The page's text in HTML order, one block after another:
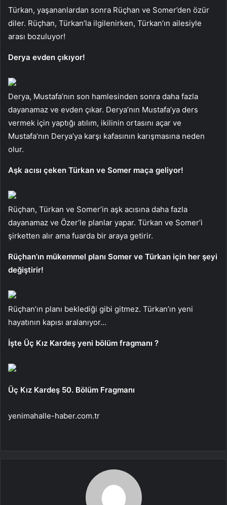
Türkan, yaşananlardan sonra Rüçhan ve Somer’den özür
diler. Rüçhan, Türkan’la ilgilenirken, Türkan’ın ailesiyle
arası bozuluyor!
Derya evden çıkıyor!
Derya, Mustafa’nın son hamlesinden sonra daha fazla
dayanamaz ve evden çıkar. Derya’nın Mustafa’ya ders
vermek için yaptığı atılım, ikilinin ortasını açar ve
Mustafa’nın Derya’ya karşı kafasının karışmasına neden
olur.
Aşk acısı çeken Türkan ve Somer maça geliyor!
Rüçhan, Türkan ve Somer’in aşk acısına daha fazla
dayanamaz ve Özer’le planlar yapar. Türkan ve Somer’i
şirketten alır ama fuarda bir araya getirir.
Rüçhan’ın mükemmel planı Somer ve Türkan için her şeyi
değiştirir!
Rüçhan’ın planı beklediği gibi gitmez. Türkan’ın yeni
hayatının kapısı aralanıyor…
İşte Üç Kız Kardeş yeni bölüm fragmanı ?
Üç Kız Kardeş 50. Bölüm Fragmanı
yenimahalle-haber.com.tr